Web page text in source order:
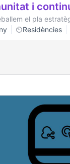
i
el pla
Residències